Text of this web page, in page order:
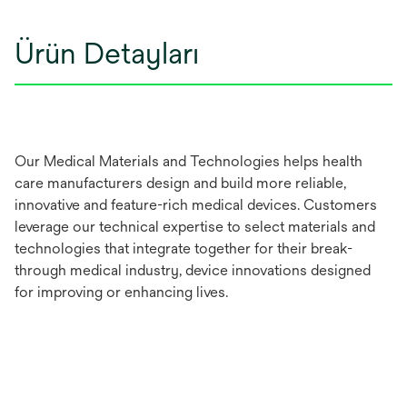
Ürün Detayları
Our Medical Materials and Technologies helps health
care manufacturers design and build more reliable,
innovative and feature-rich medical devices. Customers
leverage our technical expertise to select materials and
technologies that integrate together for their break-
through medical industry, device innovations designed
for improving or enhancing lives.